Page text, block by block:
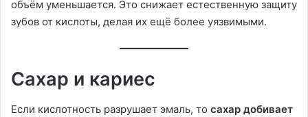
объём уменьшается. Это снижает естественную защиту
зубов от кислоты, делая их ещё более уязвимыми.
Сахар и кариес
Если кислотность разрушает эмаль, то сахар добивает